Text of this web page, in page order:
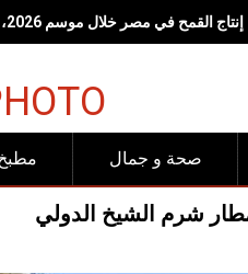
إنتاج القمح في مصر خلال موسم 2026، يتجاوز 10 ملايين طن
صحة و جمال
شرم الشيخ الدولي